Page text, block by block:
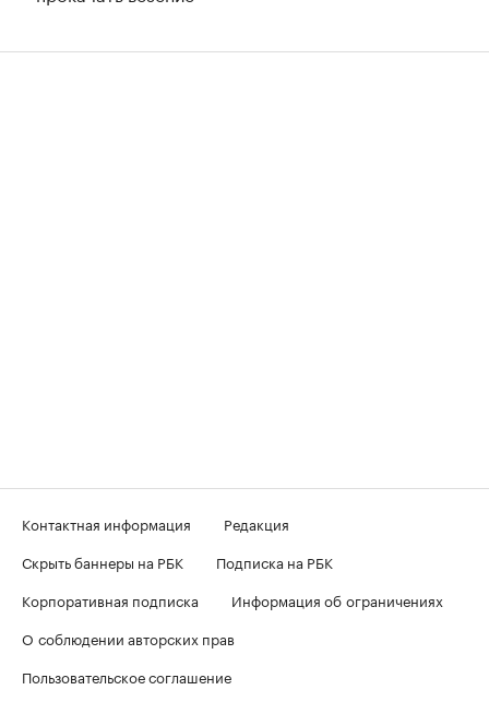
Контактная информация
Редакция
Скрыть баннеры на РБК
Подписка на РБК
Корпоративная подписка
Информация об ограничениях
О соблюдении авторских прав
Пользовательское соглашение